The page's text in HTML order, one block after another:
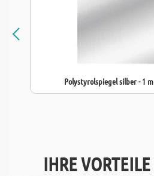
Polystyrolspiegel silber - 1
IHRE